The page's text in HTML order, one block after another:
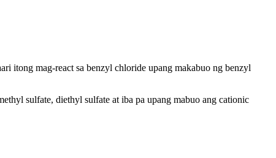
itong mag-react sa benzyl chloride upang makabuo ng benzyl
sulfate, diethyl sulfate at iba pa upang mabuo ang cationic